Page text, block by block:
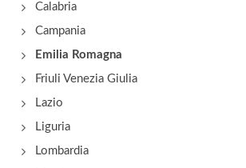
Maglificio Bizar
viale Roma 205, Forlì
Calabria
Campania
Emilia Romagna
Friuli Venezia Giulia
Lazio
Liguria
Lombardia